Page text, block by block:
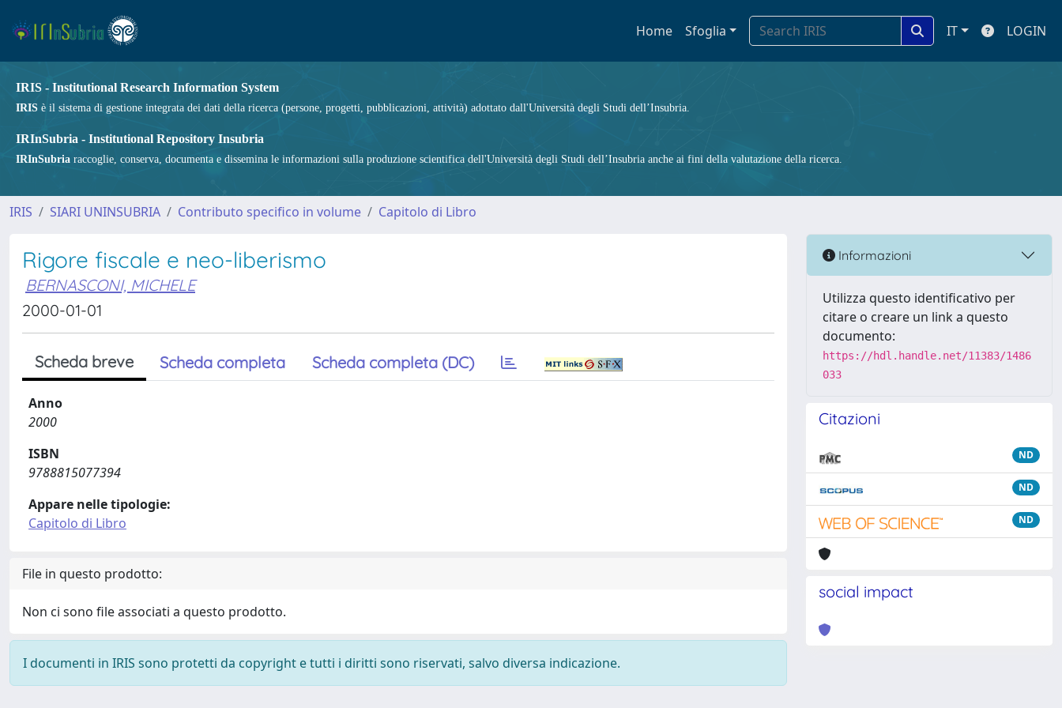
Home Sfoglia IT LOGIN
IRIS - Institutional Research Information System
IRIS è il sistema di gestione integrata dei dati della ricerca (persone, progetti, pubblicazioni, attività) adottato dall'Università degli Studi dell’Insubria.
IRInSubria - Institutional Repository Insubria
IRInSubria raccoglie, conserva, documenta e dissemina le informazioni sulla produzione scientifica dell'Università degli Studi dell’Insubria anche ai fini della valutazione della ricerca.
IRIS SIARI UNINSUBRIA Contributo specifico in volume Capitolo di Libro
Rigore fiscale e neo-liberismo
BERNASCONI, MICHELE
2000-01-01
Scheda breve Scheda completa Scheda completa (DC)
Anno
2000
ISBN
9788815077394
Appare nelle tipologie:
Capitolo di Libro
File in questo prodotto:
Non ci sono file associati a questo prodotto.
I documenti in IRIS sono protetti da copyright e tutti i diritti sono riservati, salvo diversa indicazione.
Informazioni
Utilizza questo identificativo per
citare o creare un link a questo
documento:
https://hdl.handle.net/11383/1486
033
Citazioni
ND
ND
ND
social impact